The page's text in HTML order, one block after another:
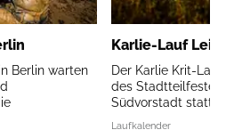
Berlin warten
Karlie-Lauf
Der Karlie Krit-
des Stadtteilfestes
Südvorstadt statt.
Laufkalender